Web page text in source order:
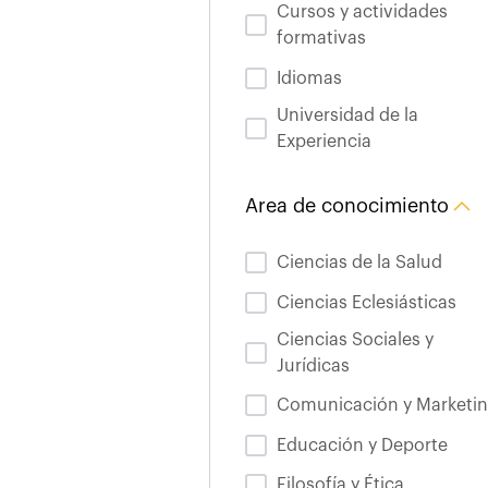
Cursos y actividades
formativas
Idiomas
Universidad de la
Experiencia
Area de conocimiento
Ciencias de la Salud
Ciencias Eclesiásticas
Ciencias Sociales y
Jurídicas
Comunicación y
Educación y Deporte